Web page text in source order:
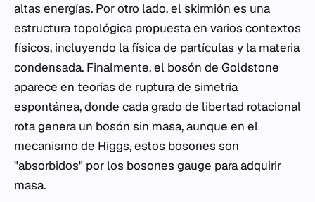
altas energías. Por otro lado, el skirmión es una
estructura topológica propuesta en varios contextos
físicos, incluyendo la física de partículas y la materia
condensada. Finalmente, el bosón de Goldstone
aparece en teorías de ruptura de simetría
espontánea, donde cada grado de libertad rotacional
rota genera un bosón sin masa, aunque en el
mecanismo de Higgs, estos bosones son
"absorbidos" por los bosones gauge para adquirir
masa.